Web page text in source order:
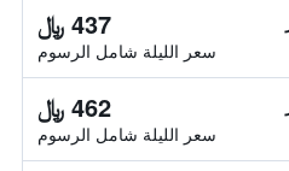
437 ﷼
سعر الليلة شامل الرسوم
462 ﷼
سعر الليلة شامل الرسوم